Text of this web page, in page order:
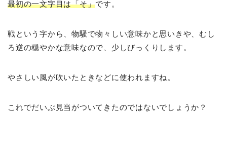
最初の一文字目は「そ」です。
戦という字から、物騒で物々しい意味かと思いきや、むし
ろ逆の穏やかな意味なので、少しびっくりします。
やさしい風が吹いたときなどに使われますね。
これでだいぶ見当がついてきたのではないでしょうか？